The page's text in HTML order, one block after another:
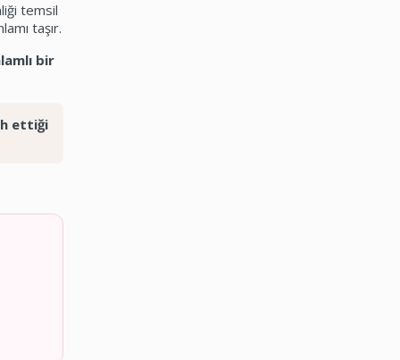
temsil
taşır.
bir
ettiği